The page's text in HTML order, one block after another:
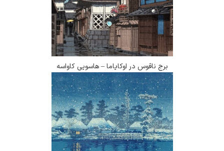
برج ناقوس در اوکایاما – هاسویی کاواسه